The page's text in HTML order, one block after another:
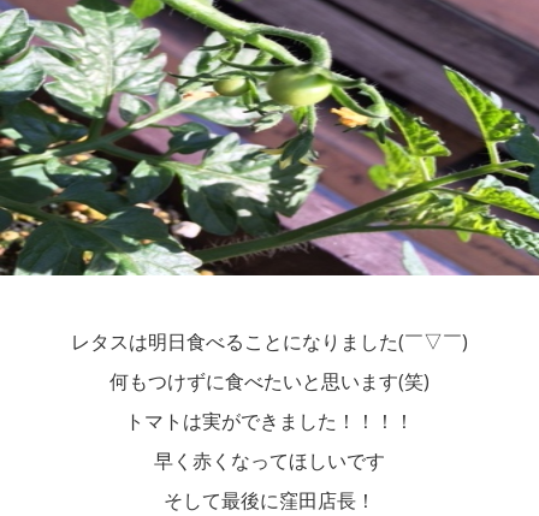
レタスは明日食べることになりました(￣▽￣)
何もつけずに食べたいと思います(笑)
トマトは実ができました！！！！
早く赤くなってほしいです
そして最後に窪田店長！